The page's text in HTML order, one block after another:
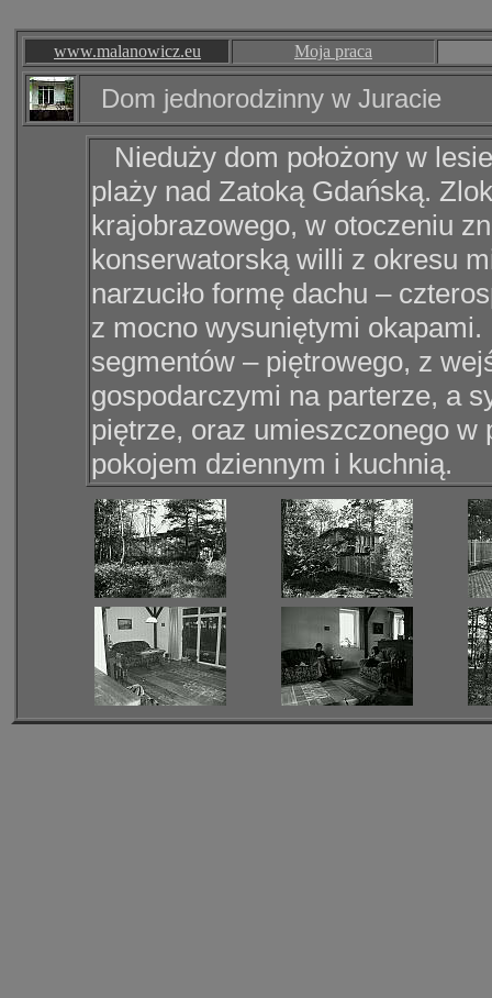
www.malanowicz.eu Moja praca
Dom jednorodzinny w Juracie
Nieduży dom położony w
plaży nad Zatoką Gdańską.
krajobrazowego, w otoczeniu
konserwatorską willi z okresu
narzuciło formę dachu –
z mocno wysuniętymi okapami.
segmentów –piętrowego, z
gospodarczymi na parterze, a
piętrze, oraz umieszczonego w
pokojem dziennym i kuchnią.